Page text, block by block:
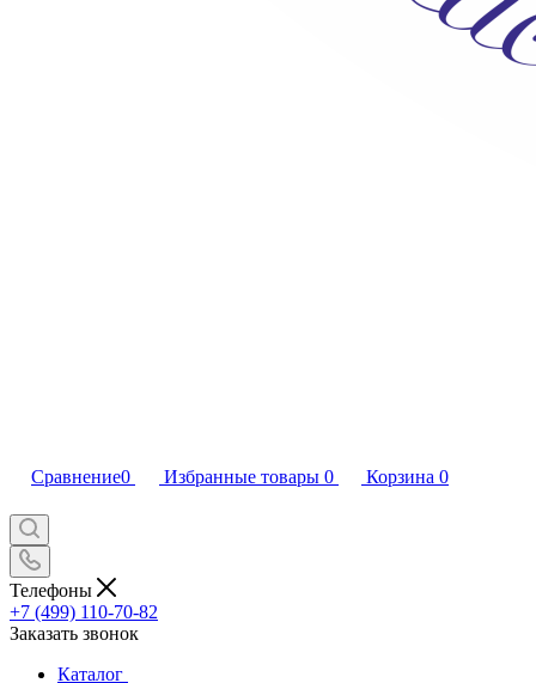
Сравнение0 Избранные товары 0 Корзина 0
Телефоны
+7 (499) 110-70-82
Заказать звонок
Каталог